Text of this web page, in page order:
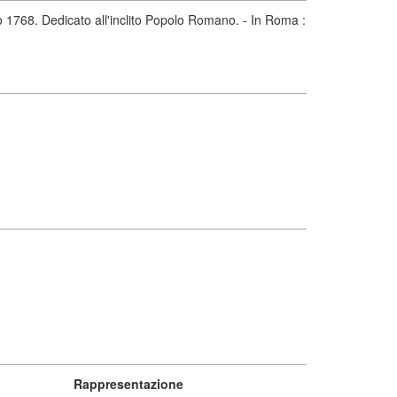
Dedicato all'inclito Popolo Romano. - In Roma :
Rappresentazione